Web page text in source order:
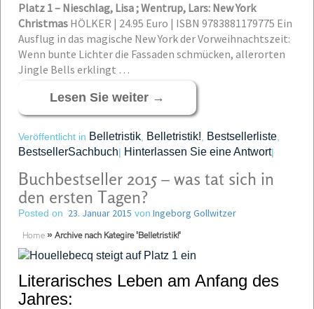
Platz 1 – Nieschlag, Lisa ; Wentrup, Lars: New York
Christmas HÖLKER | 24.95 Euro | ISBN 9783881179775 Ein
Ausflug in das magische New York der Vorweihnachtszeit:
Wenn bunte Lichter die Fassaden schmücken, allerorten
Jingle Bells erklingt …
Lesen Sie weiter →
Veröffentlicht in Belletristik Belletristik! Bestsellerliste
BestsellerSachbuch| Hinterlassen Sie eine Antwort|
Buchbestseller 2015 – was tat sich in
den ersten Tagen?
Posted on 23. Januar 2015 von Ingeborg Gollwitzer
Home » Archive nach Kategire 'Belletristik!'
Literarisches Leben am Anfang des
Jahres: